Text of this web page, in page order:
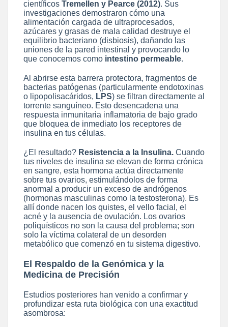
científicos Tremellen y Pearce (2012). Sus
investigaciones demostraron cómo una
alimentación cargada de ultraprocesados,
azúcares y grasas de mala calidad destruye el
equilibrio bacteriano (disbiosis), dañando las
uniones de la pared intestinal y provocando lo
que conocemos como intestino permeable.
Al abrirse esta barrera protectora, fragmentos de
bacterias patógenas (particularmente endotoxinas
o lipopolisacáridos, LPS) se filtran directamente al
torrente sanguíneo. Esto desencadena una
respuesta inmunitaria inflamatoria de bajo grado
que bloquea de inmediato los receptores de
insulina en tus células.
¿El resultado? Resistencia a la Insulina. Cuando
tus niveles de insulina se elevan de forma crónica
en sangre, esta hormona actúa directamente
sobre tus ovarios, estimulándolos de forma
anormal a producir un exceso de andrógenos
(hormonas masculinas como la testosterona). Es
allí donde nacen los quistes, el vello facial, el
acné y la ausencia de ovulación. Los ovarios
poliquísticos no son la causa del problema; son
solo la víctima colateral de un desorden
metabólico que comenzó en tu sistema digestivo.
El Respaldo de la Genómica y la
Medicina de Precisión
Estudios posteriores han venido a confirmar y
profundizar esta ruta biológica con una exactitud
asombrosa: